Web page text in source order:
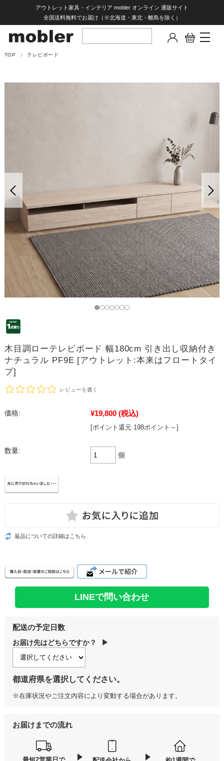
アウトレット家具・インテリア mobler オンライン 通販サイト
全国送料無料でお届け（※北海道・東北・離島を除く）
TOP テレビボード
木目調ローテレビボード 幅180cm 引き出し収納付き
ナチュラル PF9E [アウトレット:本来はフロートタイ
プ]
レビューを書く
価格: ¥19,800 (税込)
[ポイント還元 198ポイント～]
数量:
個
返品についての詳細はこちら
LINEで問い合わせ
配送の予定日数
お届け先はどちらですか？ ▶
都道府県を選択してください。
※在庫状況やご注文内容により変動する場合があります。
お届けまでの流れ